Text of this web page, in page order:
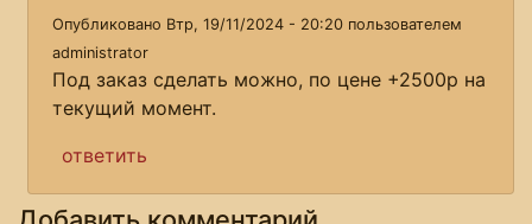
Опубликовано Втр, 19/11/2024 - 20:20 пользователем
administrator
Под заказ сделать можно, по цене +2500р на
текущий момент.
ответить